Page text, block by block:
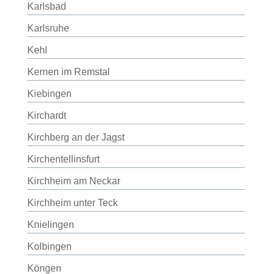
Karlsbad
Karlsruhe
Kehl
Kernen im Remstal
Kiebingen
Kirchardt
Kirchberg an der Jagst
Kirchentellinsfurt
Kirchheim am Neckar
Kirchheim unter Teck
Knielingen
Kolbingen
Köngen